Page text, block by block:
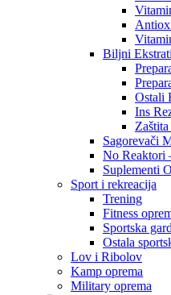
Biljni Ekstrati
Ostali
Ins
Sagorevači
No Reaktori
Suplementi
Sport i rekreacija
Trening
Fitness
Sportska
Ostala
Lov i Ribolov
Kamp oprema
Military oprema